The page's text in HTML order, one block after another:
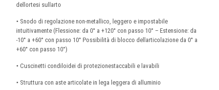
dellortesi sullarto
• Snodo di regolazione non-metallico, leggero e impostabile
intuitivamente (Flessione: da 0° a +120° con passo 10° – Estensione: da
-10° a +60° con passo 10° Possibilità di blocco dellarticolazione da 0° a
+60° con passo 10°)
• Cuscinetti condiloidei di protezionestaccabili e lavabili
• Struttura con aste articolate in lega leggera di alluminio